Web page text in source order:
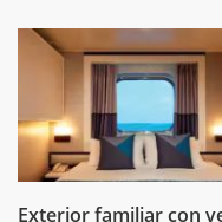
Exterior familiar con